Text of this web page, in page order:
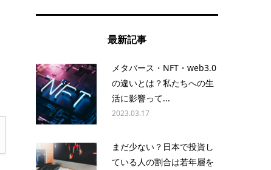
最新記事
メタバース・NFT・web3.0
の違いとは？私たちへの生
活に影響って...
2023.03.17
まだ少ない？日本で投資し
ている人の割合は若年層を